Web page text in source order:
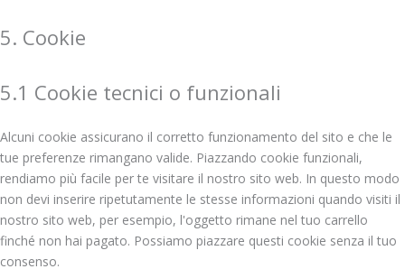
5. Cookie
5.1 Cookie tecnici o funzionali
Alcuni cookie assicurano il corretto funzionamento del sito e che le
tue preferenze rimangano valide. Piazzando cookie funzionali,
rendiamo più facile per te visitare il nostro sito web. In questo modo
non devi inserire ripetutamente le stesse informazioni quando visiti il
nostro sito web, per esempio, l'oggetto rimane nel tuo carrello
finché non hai pagato. Possiamo piazzare questi cookie senza il tuo
consenso.